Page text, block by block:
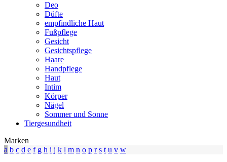
Deo
Düfte
empfindliche Haut
Fußpflege
Gesicht
Gesichtspflege
Haare
Handpflege
Haut
Intim
Körper
Nägel
Sommer und Sonne
Tiergesundheit
Marken
a b c d e f g h i j k l m n o p r s t u v w